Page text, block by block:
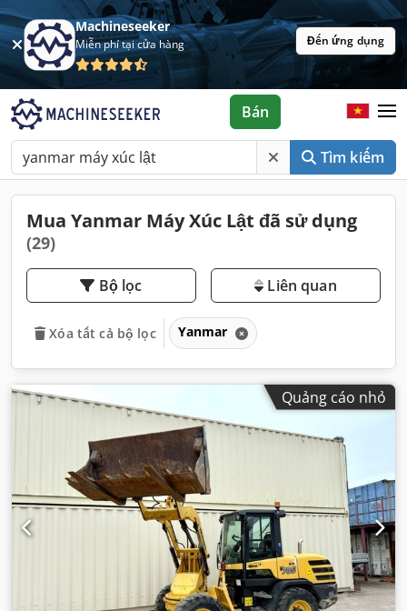
Machineseeker
Miễn phí tại cửa hàng Đến ứng dụng
Tìm kiếm
Bán
Mua Yanmar Máy Xúc Lật đã sử dụng
(29)
Bộ lọc Liên quan
Xóa tất cả bộ lọc Yanmar
Quảng cáo nhỏ